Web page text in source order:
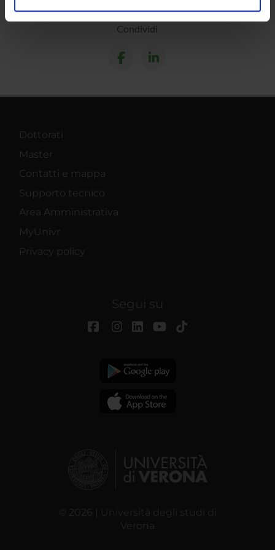
analizzare il nostro traffico. Condividiamo inoltre
informazioni sul modo in cui utilizzi il nostro sito con i
pubblicità e social media, i quali potrebbero combinarle
Condividi
Dottorati
Master
Contatti e mappa
Supporto tecnico
Area Amministrativa
MyUnivr
Privacy policy
Segui su
© 2026 | Università degli studi di
Verona